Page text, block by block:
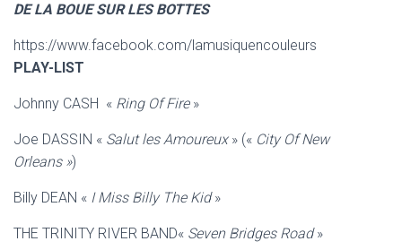
DE LA BOUE SUR LES BOTTES
https://www.facebook.com/lamusiquencouleurs
PLAY-LIST
Johnny CASH « Ring Of Fire»
Joe DASSIN « Salut les Amoureux» (« City Of New
Orleans »)
Billy DEAN « I Miss Billy The Kid»
THE TRINITY RIVER BAND« Seven Bridges Road»